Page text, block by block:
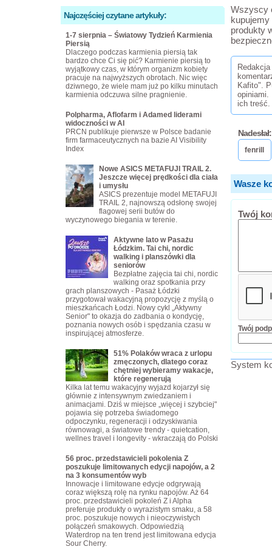
Wszyscy
kupujemy
produkty
Kafito".
opiniami.
ich treść.
Nadesłał:
fenrill
Wasze
Twój
Twój
System
Najczęściej czytane artykuły:
1-7 sierpnia – Światowy Tydzień Karmienia
Piersią
Dlaczego podczas karmienia piersią tak
bardzo chce Ci się pić? Karmienie piersią to
wyjątkowy czas, w którym organizm kobiety
pracuje na najwyższych obrotach. Nic więc
dziwnego, że wiele mam już po kilku minutach
karmienia odczuwa silne pragnienie.
Polpharma, Aflofarm i Adamed liderami
widoczności w AI
PRCN publikuje pierwsze w Polsce badanie
firm farmaceutycznych na bazie AI Visibility
Index
Nowe ASICS METAFUJI TRAIL 2.
Jeszcze więcej prędkości dla ciała
i umysłu
ASICS prezentuje model METAFUJI
TRAIL 2, najnowszą odsłonę swojej
flagowej serii butów do
wyczynowego biegania w terenie.
Aktywne lato w Pasażu
Łódzkim. Tai chi, nordic
walking i planszówki dla
seniorów
Bezpłatne zajęcia tai chi, nordic
walking oraz spotkania przy
grach planszowych - Pasaż Łódzki
przygotował wakacyjną propozycję z myślą o
mieszkańcach Łodzi. Nowy cykl „Aktywny
Senior" to okazja do zadbania o kondycję,
poznania nowych osób i spędzania czasu w
inspirującej atmosferze.
51% Polaków wraca z urlopu
zmęczonych, dlatego coraz
chętniej wybieramy wakacje,
które regenerują
Kilka lat temu wakacyjny wyjazd kojarzył się
głównie z intensywnym zwiedzaniem i
animacjami. Dziś w miejsce „więcej i szybciej"
pojawia się potrzeba świadomego
odpoczynku, regeneracji i odzyskiwania
równowagi, a światowe trendy - quietcation,
wellnes travel i longevity - wkraczają do Polski
56 proc. przedstawicieli pokolenia Z
poszukuje limitowanych edycji napojów, a 2
na 3 konsumentów wyb
Innowacje i limitowane edycje odgrywają
coraz większą rolę na rynku napojów. Aż 64
proc. przedstawicieli pokoleń Z i Alpha
preferuje produkty o wyrazistym smaku, a 58
proc. poszukuje nowych i nieoczywistych
połączeń smakowych. Odpowiedzią
Waterdrop na ten trend jest limitowana edycja
Sour Cherry.